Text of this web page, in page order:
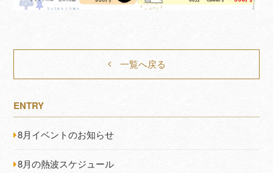
一覧へ戻る
ENTRY
8月イベントのお知らせ
8月の熱波スケジュール